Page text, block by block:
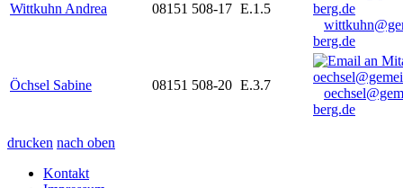
Wittkuhn Andrea 08151 508-17 E.1.5
berg.de
Öchsel Sabine 08151 508-20 E.3.7
berg.de
drucken nach oben
Kontakt